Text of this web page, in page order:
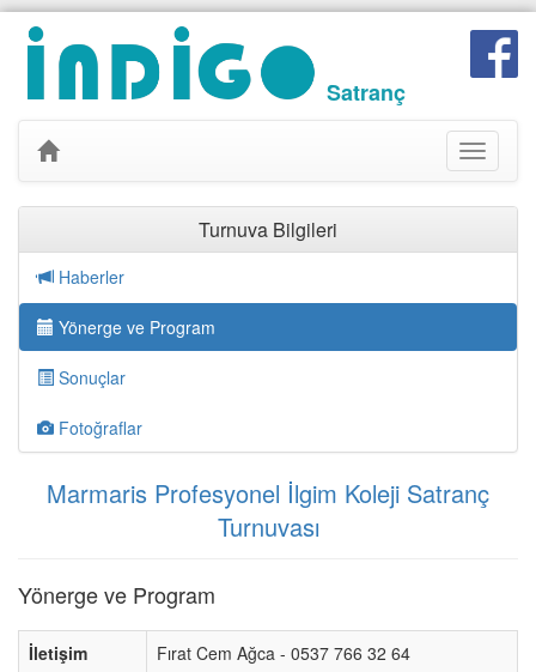
Satranç
Toggle
Turnuva Bilgileri
Haberler
Yönerge ve Program
Sonuçlar
Fotoğraflar
Marmaris Profesyonel İlgim Koleji Satranç
Turnuvası
Yönerge ve Program
İletişim
Fırat Cem Ağca - 0537 766 32 64